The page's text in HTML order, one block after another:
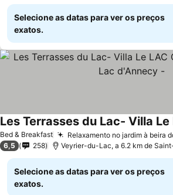
Selecione as datas para ver os preços
exatos.
Bed & Breakfast Relaxamento no jardim à beira
6,5 258 Veyrier-du-Lac, a 6.2 km de
Selecione as datas para ver os preços
exatos.